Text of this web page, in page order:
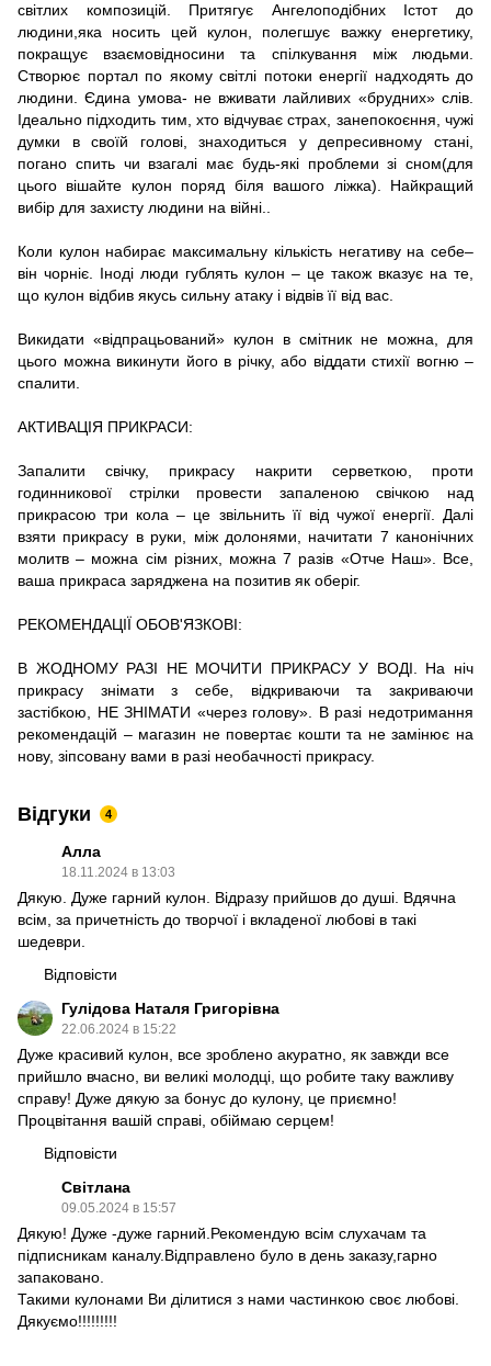
світлих композицій. Притягує Ангелоподібних Істот до
людини,яка носить цей кулон, полегшує важку енергетику,
покращує взаємовідносини та спілкування між людьми.
Створює портал по якому світлі потоки енергії надходять до
людини. Єдина умова- не вживати лайливих «брудних» слів.
Ідеально підходить тим, хто відчуває страх, занепокоєння, чужі
думки в своїй голові, знаходиться у депресивному стані,
погано спить чи взагалі має будь-які проблеми зі сном(для
цього вішайте кулон поряд біля вашого ліжка). Найкращий
вибір для захисту людини на війні..
Коли кулон набирає максимальну кількість негативу на себе–
він чорніє. Іноді люди гублять кулон – це також вказує на те,
що кулон відбив якусь сильну атаку і відвів її від вас.
Викидати «відпрацьований» кулон в смітник не можна, для
цього можна викинути його в річку, або віддати стихії вогню –
спалити.
АКТИВАЦІЯ ПРИКРАСИ:
Запалити свічку, прикрасу накрити серветкою, проти
годинникової стрілки провести запаленою свічкою над
прикрасою три кола – це звільнить її від чужої енергії. Далі
взяти прикрасу в руки, між долонями, начитати 7 канонічних
молитв – можна сім різних, можна 7 разів «Отче Наш». Все,
ваша прикраса заряджена на позитив як оберіг.
РЕКОМЕНДАЦІЇ ОБОВʹЯЗКОВІ:
В ЖОДНОМУ РАЗІ НЕ МОЧИТИ ПРИКРАСУ У ВОДІ. На ніч
прикрасу знімати з себе, відкриваючи та закриваючи
застібкою, НЕ ЗНІМАТИ «через голову». В разі недотримання
рекомендацій – магазин не повертає кошти та не замінює на
нову, зіпсовану вами в разі необачності прикрасу.
Відгуки 4
Алла
18.11.2024 в 13:03
Дякую. Дуже гарний кулон. Відразу прийшов до душі. Вдячна
всім, за причетність до творчої і вкладеної любові в такі
шедеври.
Відповісти
Гулідова Наталя Григорівна
22.06.2024 в 15:22
Дуже красивий кулон, все зроблено акуратно, як завжди все
прийшло вчасно, ви великі молодці, що робите таку важливу
справу! Дуже дякую за бонус до кулону, це приємно!
Процвітання вашій справі, обіймаю серцем!
Відповісти
Світлана
09.05.2024 в 15:57
Дякую! Дуже -дуже гарний.Рекомендую всім слухачам та
підписникам каналу.Відправлено було в день заказу,гарно
запаковано.
Такими кулонами Ви ділитися з нами частинкою своє любові.
Дякуємо!!!!!!!!!